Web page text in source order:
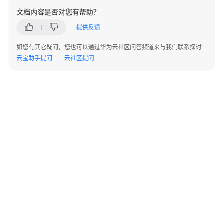
报
文档内容是否对您有帮助？
提供反馈
如您有其它疑问，您也可以通过华为云社区问答频道来与我们联系探讨
云宝助手提问
云社区提问